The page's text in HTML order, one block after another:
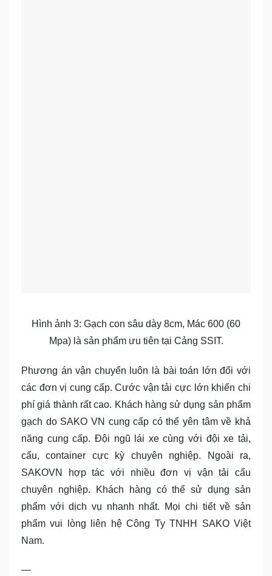
Hình ảnh 3: Gạch con sâu dày 8cm, Mác 600 (60
Mpa) là sản phẩm ưu tiên tại Cảng SSIT.
Phương án vận chuyển luôn là bài toán lớn đối với
các đơn vị cung cấp. Cước vận tải cực lớn khiến chi
phí giá thành rất cao. Khách hàng sử dụng sản phẩm
gạch do SAKO VN cung cấp có thể yên tâm về khả
năng cung cấp. Đội ngũ lái xe cùng với đội xe tải,
cẩu, container cực kỳ chuyên nghiệp. Ngoài ra,
SAKOVN hợp tác với nhiều đơn vị vận tải cẩu
chuyên nghiệp. Khách hàng có thể sử dụng sản
phẩm với dịch vụ nhanh nhất. Mọi chi tiết về sản
phẩm vui lòng liên hệ Công Ty TNHH SAKO Việt
Nam.
—